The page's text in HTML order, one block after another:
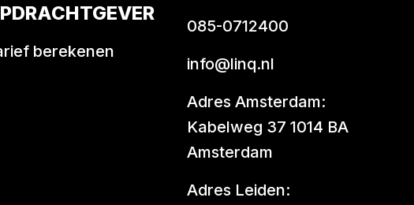
berekenen
085-0712400
info@linq.nl
Adres Amsterdam:
Kabelweg 37 1014 BA
Amsterdam
Adres Leiden: